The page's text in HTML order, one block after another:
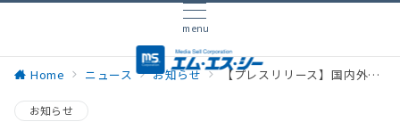
menu
Home ニュース お知らせ 【プレスリリース】国内外のこだわりあるモバイル商品を取り揃えたオンラインストア「ミライセル セレクション〔MiraiSell Selection〕」をオープン
お知らせ